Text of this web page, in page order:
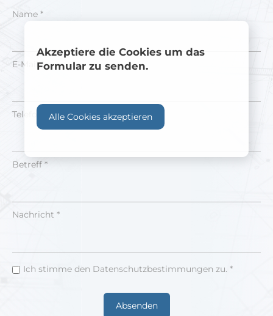
Name *
E-Mail *
Telefonnummer
Betreff *
Nachricht *
Ich stimme den Datenschutzbestimmungen zu. *
Akzeptiere die Cookies um das
Formular zu senden.
Alle Cookies akzeptieren